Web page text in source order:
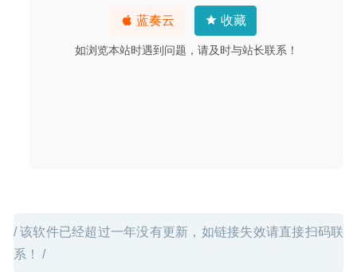
蓝奏云 收藏
如浏览本站时遇到问题，请及时与站长联系！
/ 该软件已经超过一年没有更新，如链接失效请直接扫码联
系！ /
DBeaverEE 24.3.4 中文版-实用的数据库管理软件